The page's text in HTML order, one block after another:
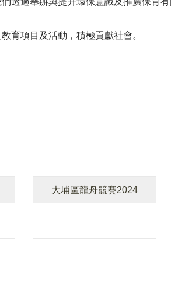
育項目及活動，積極貢獻社會。
大埔區龍舟競賽2024